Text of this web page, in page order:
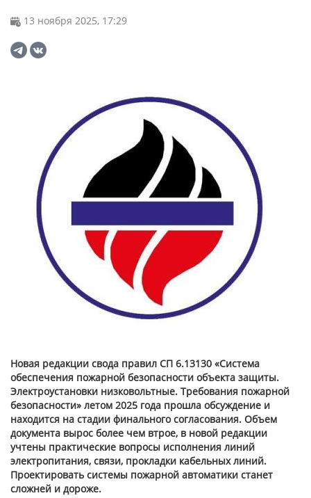
13 ноября 2025, 17:29
Новая редакции свода правил СП 6.13130 «Система
обеспечения пожарной безопасности объекта защиты.
Электроустановки низковольтные. Требования пожарной
безопасности» летом 2025 года прошла обсуждение и
находится на стадии финального согласования. Объем
документа вырос более чем втрое, в новой редакции
учтены практические вопросы исполнения линий
электропитания, связи, прокладки кабельных линий.
Проектировать системы пожарной автоматики станет
сложней и дороже.